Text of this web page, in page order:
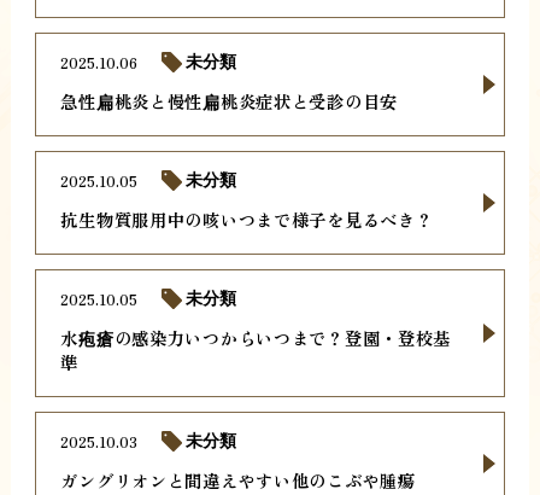
急性扁桃炎と慢性扁桃炎症状と受診の目安
2025.10.06 未分類
抗生物質服用中の咳いつまで様子を見るべき？
2025.10.05 未分類
水疱瘡の感染力いつからいつまで？登園・登校基
準
2025.10.05 未分類
ガングリオンと間違えやすい他のこぶや腫瘍
2025.10.03 未分類